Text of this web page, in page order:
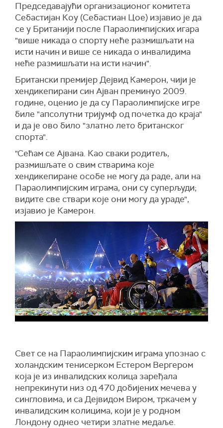
Председавајући организационог комитета
Себастијан Коу (Себастиан Цое) изјавио је да
се у Британији после Параолимпијских игара
"више никада о спорту неће размишљати на
исти начин и више се никада о инвалидима
неће размишљати на исти начин".
Британски премијер Дејвид Камерон, чији је
хендикепирани син Ајван преминуо 2009.
године, оценио је да су Параолимпијске игре
биле "апсолутни тријумф од почетка до краја"
и да је ово било "златно лето британског
спорта".
"Сећам се Ајвана. Као сваки родитељ,
размишљате о свим стварима које
хендикепиране особе не могу да раде, али на
Параолимпијским играма, они су суперљуди;
видите све ствари које они могу да ураде",
изјавио је Камерон.
Свет се на Параолимпијским играма упознао с
холандским тенисерком Естером Вергером
која је из инвалидских колица заређала
непрекинути низ од 470 добијених мечева у
сингловима, и са Дејвидом Виром, тркачем у
инвалидским колицима, који је у родном
Лондону однео четири златне медаље.